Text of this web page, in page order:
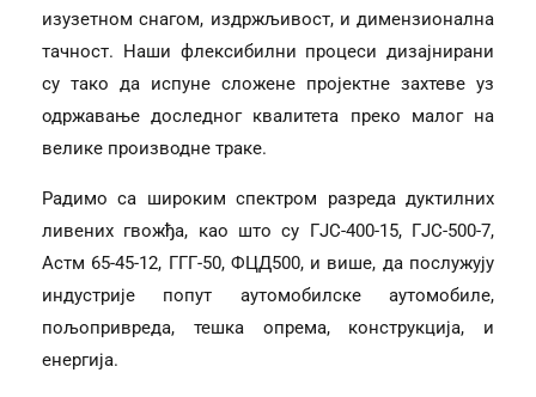
изузетном снагом, издржљивост, и димензионална
тачност. Наши флексибилни процеси дизајнирани
су тако да испуне сложене пројектне захтеве уз
одржавање доследног квалитета преко малог на
велике производне траке.
Радимо са широким спектром разреда дуктилних
ливених гвожђа, као што су ГЈС-400-15, ГЈС-500-7,
Астм 65-45-12, ГГГ-50, ФЦД500, и више, да послужују
индустрије попут аутомобилске аутомобиле,
пољопривреда, тешка опрема, конструкција, и
енергија.